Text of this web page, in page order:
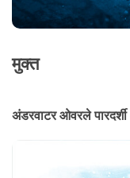
मुक्त
अंडरवाटर ओवरले